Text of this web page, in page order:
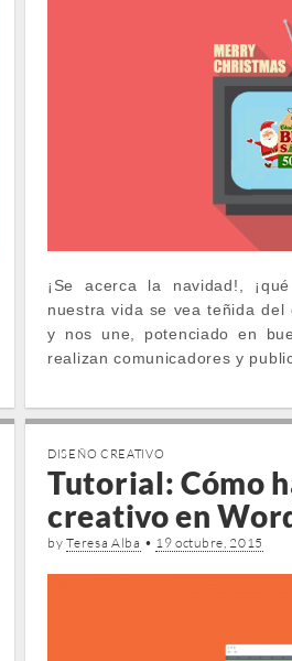
¡Se acerca la navidad!, ¡q
nuestra vida se vea teñida
y nos une, potenciado en
realizan comunicadores y
DISEÑO CREATIVO
Tutorial: Cómo
creativo en
byTeresa Alba • 19 octubre, 2015